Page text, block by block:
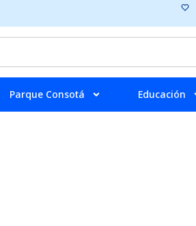
Parque Consotá Educación